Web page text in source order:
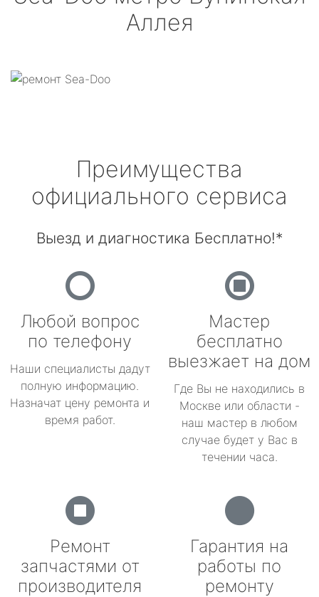
Аллея
Преимущества
официального сервиса
Выезд и диагностика Бесплатно!*
Любой вопрос
по телефону
Наши специалисты дадут
полную информацию.
Назначат цену ремонта и
время работ.
Мастер
бесплатно
выезжает на дом
Где Вы не находились в
Москве или области -
наш мастер в любом
случае будет у Вас в
течении часа.
Ремонт
запчастями от
производителя
Гарантия на
работы по
ремонту